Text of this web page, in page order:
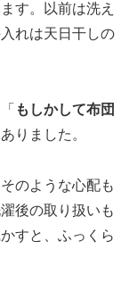
す。以前は洗え
れは天日干しの
もしかして布団
りました。
のような心配も
後の取り扱いも
すと、ふっくら